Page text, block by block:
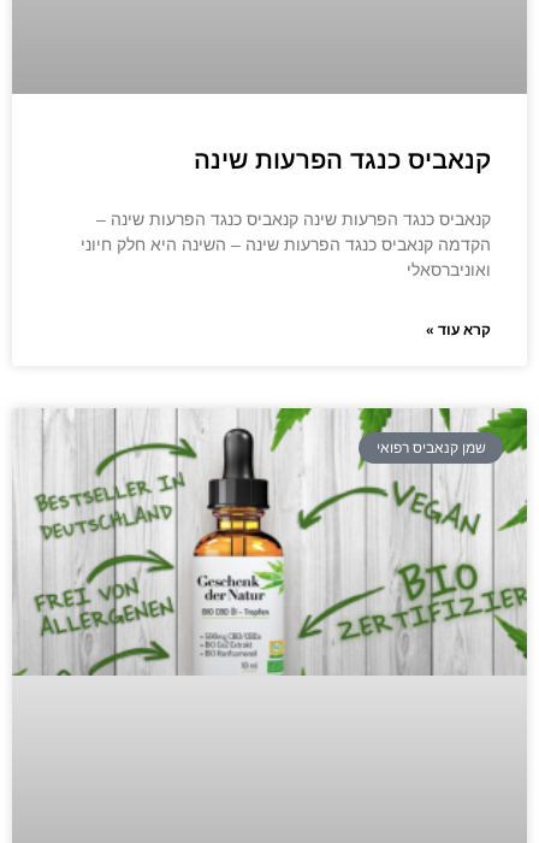
קנאביס כנגד הפרעות שינה
קנאביס כנגד הפרעות שינה קנאביס כנגד הפרעות שינה –
הקדמה קנאביס כנגד הפרעות שינה – השינה היא חלק חיוני
ואוניברסאלי
קרא עוד »
שמן קנאביס רפואי